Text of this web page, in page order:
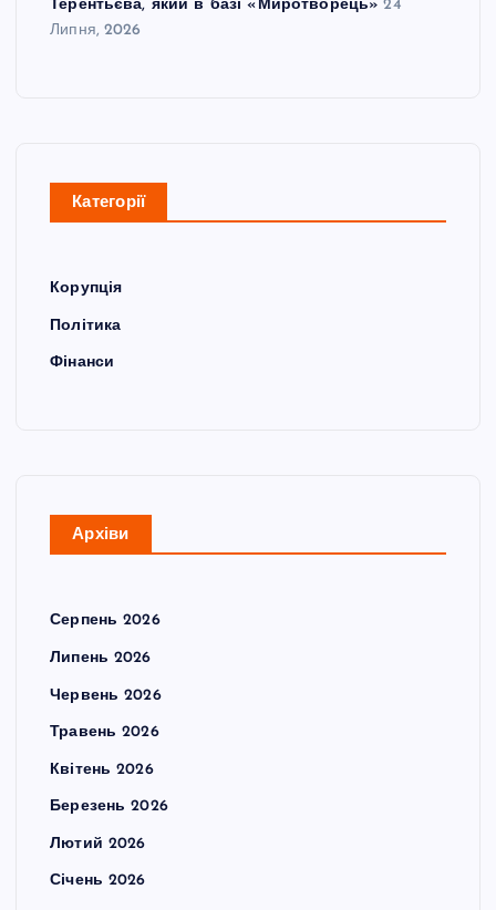
Терентьєва, який в базі «Миротворець» 24
Липня, 2026
Категорії
Корупція
Політика
Фінанси
Архіви
Серпень 2026
Липень 2026
Червень 2026
Травень 2026
Квітень 2026
Березень 2026
Лютий 2026
Січень 2026